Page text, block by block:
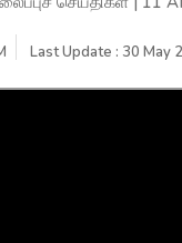
Last Update : 30 May